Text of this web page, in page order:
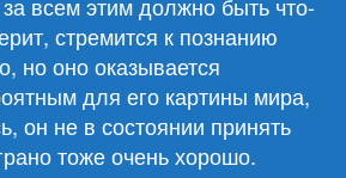
стремится к познанию
но оно оказывается
для его картины мира,
он не в состоянии принять
тоже очень хорошо.